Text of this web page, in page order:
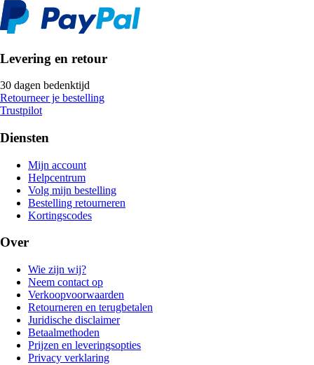
Levering en retour
30 dagen bedenktijd
Retourneer je bestelling
Trustpilot
Diensten
Mijn account
Helpcentrum
Volg mijn bestelling
Bestelling retourneren
Kortingscodes
Over
Wie zijn wij?
Neem contact op
Verkoopvoorwaarden
Retourneren en terugbetalen
Juridische disclaimer
Betaalmethoden
Prijzen en leveringsopties
Privacy verklaring